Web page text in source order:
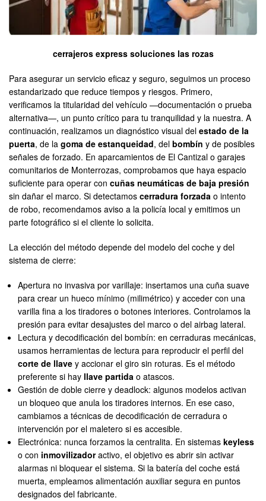
cerrajeros express soluciones las rozas
Para asegurar un servicio eficaz y seguro, seguimos un proceso
estandarizado que reduce tiempos y riesgos. Primero,
verificamos la titularidad del vehículo —documentación o prueba
alternativa—, un punto crítico para tu tranquilidad y la nuestra. A
continuación, realizamos un diagnóstico visual del estado de la
puerta, de la goma de estanqueidad, del bombín y de posibles
señales de forzado. En aparcamientos de El Cantizal o garajes
comunitarios de Monterrozas, comprobamos que haya espacio
suficiente para operar con cuñas neumáticas de baja presión
sin dañar el marco. Si detectamos cerradura forzada o intento
de robo, recomendamos aviso a la policía local y emitimos un
parte fotográfico si el cliente lo solicita.
La elección del método depende del modelo del coche y del
sistema de cierre:
Apertura no invasiva por varillaje: insertamos una cuña suave
para crear un hueco mínimo (milimétrico) y acceder con una
varilla fina a los tiradores o botones interiores. Controlamos la
presión para evitar desajustes del marco o del airbag lateral.
Lectura y decodificación del bombín: en cerraduras mecánicas,
usamos herramientas de lectura para reproducir el perfil del
corte de llave y accionar el giro sin roturas. Es el método
preferente si hay llave partida o atascos.
Gestión de doble cierre y deadlock: algunos modelos activan
un bloqueo que anula los tiradores internos. En ese caso,
cambiamos a técnicas de decodificación de cerradura o
intervención por el maletero si es accesible.
Electrónica: nunca forzamos la centralita. En sistemaskeyless
o con inmovilizadoractivo, el objetivo es abrir sin activar
alarmas ni bloquear el sistema. Si la batería del coche está
muerta, empleamos alimentación auxiliar segura en puntos
designados del fabricante.